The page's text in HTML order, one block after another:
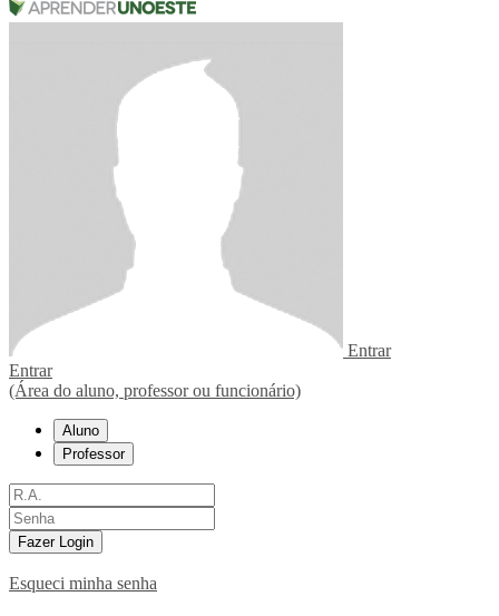
Entrar
Entrar
(Área do aluno, professor ou funcionário)
Aluno
Professor
Fazer Login
Esqueci minha senha